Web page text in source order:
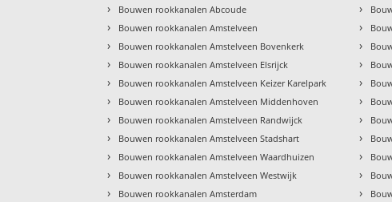
› Bouwen rookkanalen Abcoude
› Bouwen rookkanalen Amstelveen
› Bouwen rookkanalen Amstelveen Bovenkerk
› Bouwen rookkanalen Amstelveen Elsrijck
› Bouwen rookkanalen Amstelveen Keizer Karelpark
› Bouwen rookkanalen Amstelveen Middenhoven
› Bouwen rookkanalen Amstelveen Randwijck
› Bouwen rookkanalen Amstelveen Stadshart
› Bouwen rookkanalen Amstelveen Waardhuizen
› Bouwen rookkanalen Amstelveen Westwijk
› Bouwen rookkanalen Amsterdam
›
›
›
›
›
›
›
›
›
›
›